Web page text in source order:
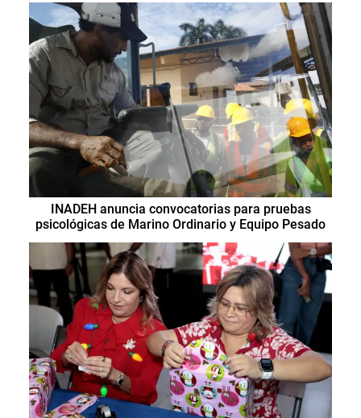
INADEH anuncia convocatorias para pruebas
psicológicas de Marino Ordinario y Equipo Pesado